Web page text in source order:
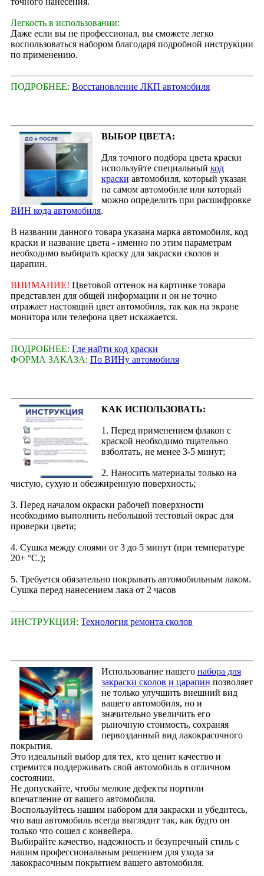
Легкость в использовании:
Даже если вы не профессионал, вы сможете легко
воспользоваться набором благодаря подробной инструкции
по применению.
ПОДРОБНЕЕ: Восстановление ЛКП автомобиля
ВЫБОР ЦВЕТА:
Для точного подбора цвета краски
используйте специальный код
краски автомобиля, который указан
на самом автомобиле или который
можно определить при расшифровке
ВИН кода автомобиля.
В названии данного товара указана марка автомобиля, код
краски и название цвета - именно по этим параметрам
необходимо выбирать краску для закраски сколов и
царапин.
ВНИМАНИЕ! Цветовой оттенок на картинке товара
представлен для общей информации и он не точно
отражает настоящий цвет автомобиля, так как на экране
монитора или телефона цвет искажается.
ПОДРОБНЕЕ: Где найти код краски
ФОРМА ЗАКАЗА: По ВИНу автомобиля
КАК ИСПОЛЬЗОВАТЬ:
1. Перед применением флакон с
краской необходимо тщательно
взболтать, не менее 3-5 минут;
2. Наносить материалы только на
чистую, сухую и обезжиренную поверхность;
3. Перед началом окраски рабочей поверхности
необходимо выполнить небольшой тестовый окрас для
проверки цвета;
4. Сушка между слоями от 3 до 5 минут (при температуре
20+ °С.);
5. Требуется обязательно покрывать автомобильным лаком.
Сушка перед нанесением лака от 2 часов
ИНСТРУКЦИЯ: Технология ремонта сколов
Использование нашего набора для
закраски сколов и царапин позволяет
не только улучшить внешний вид
вашего автомобиля, но и
значительно увеличить его
рыночную стоимость, сохраняя
первозданный вид лакокрасочного
покрытия.
Это идеальный выбор для тех, кто ценит качество и
стремится поддерживать свой автомобиль в отличном
состоянии.
Не допускайте, чтобы мелкие дефекты портили
впечатление от вашего автомобиля.
Воспользуйтесь нашим набором для закраски и убедитесь,
что ваш автомобиль всегда выглядит так, как будто он
только что сошел с конвейера.
Выбирайте качество, надежность и безупречный стиль с
нашим профессиональным решением для ухода за
лакокрасочным покрытием вашего автомобиля.